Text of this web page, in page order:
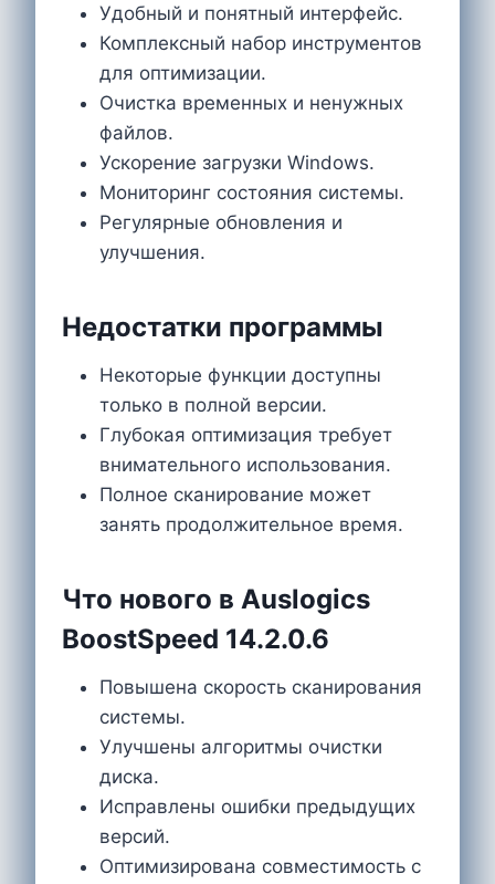
Удобный и понятный интерфейс.
Комплексный набор инструментов
для оптимизации.
Очистка временных и ненужных
файлов.
Ускорение загрузки Windows.
Мониторинг состояния системы.
Регулярные обновления и
улучшения.
Недостатки программы
Некоторые функции доступны
только в полной версии.
Глубокая оптимизация требует
внимательного использования.
Полное сканирование может
занять продолжительное время.
Что нового в Auslogics
BoostSpeed 14.2.0.6
Повышена скорость сканирования
системы.
Улучшены алгоритмы очистки
диска.
Исправлены ошибки предыдущих
версий.
Оптимизирована совместимость с